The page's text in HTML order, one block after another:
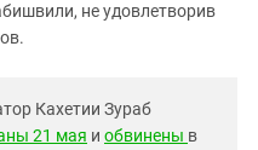
не удовлетворив
Кахетии Зураб
21 мая и обвинены в